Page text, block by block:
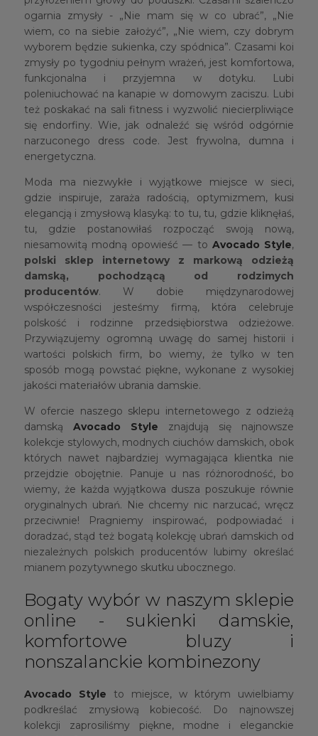
ogarnia zmysły - „Nie mam się w co ubrać”, „Nie
wiem, co na siebie założyć”, „Nie wiem, czy dobrym
wyborem będzie sukienka, czy spódnica”. Czasami koi
zmysły po tygodniu pełnym wrażeń, jest komfortowa,
funkcjonalna i przyjemna w dotyku. Lubi
poleniuchować na kanapie w domowym zaciszu. Lubi
też poskakać na sali fitness i wyzwolić niecierpliwiące
się endorfiny. Wie, jak odnaleźć się wśród odgórnie
narzuconego dress code. Jest frywolna, dumna i
energetyczna.
Moda ma niezwykłe i wyjątkowe miejsce w sieci,
gdzie inspiruje, zaraża radością, optymizmem, kusi
elegancją i zmysłową klasyką: to tu, tu, gdzie kliknęłaś,
tu, gdzie postanowiłaś rozpocząć swoją nową,
niesamowitą modną opowieść — toAvocado Style,
polski sklep internetowy z markową odzieżą
damską, pochodzącą od rodzimych
producentów. W dobie międzynarodowej
współczesności jesteśmy firmą, która celebruje
polskość i rodzinne przedsiębiorstwa odzieżowe.
Przywiązujemy ogromną uwagę do samej historii i
wartości polskich firm, bo wiemy, że tylko w ten
sposób mogą powstać piękne, wykonane z wysokiej
jakości materiałów ubrania damskie.
W ofercie naszego sklepu internetowego z odzieżą
damską Avocado Style znajdują się najnowsze
kolekcje stylowych, modnych ciuchów damskich, obok
których nawet najbardziej wymagająca klientka nie
przejdzie obojętnie. Panuje u nas różnorodność, bo
wiemy, że każda wyjątkowa dusza poszukuje równie
oryginalnych ubrań. Nie chcemy nic narzucać, wręcz
przeciwnie! Pragniemy inspirować, podpowiadać i
doradzać, stąd też bogatą kolekcję ubrań damskich od
niezależnych polskich producentów lubimy określać
mianem pozytywnego skutku ubocznego.
Bogaty wybór w naszym sklepie
online - sukienki damskie,
komfortowe bluzy i
nonszalanckie kombinezony
Avocado Style
to miejsce, w którym uwielbiamy
podkreślać zmysłową kobiecość. Do najnowszej
kolekcji zaprosiliśmy piękne, modne i eleganckie